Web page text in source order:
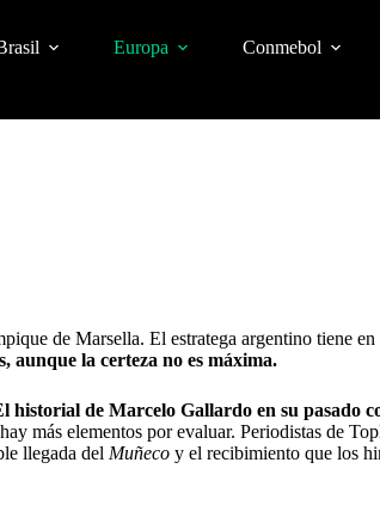
Europa Conmebol
de Marsella. El estratega argentino tiene en
aunque la certeza no es máxima.
historial de Marcelo Gallardo en su pasado
hay más elementos por evaluar. Periodistas de
llegada del Muñeco y el recibimiento que los